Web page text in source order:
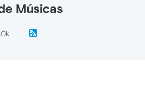
Músicas